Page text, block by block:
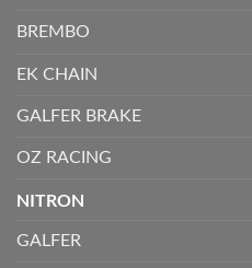
BREMBO
EK CHAIN
GALFER BRAKE
OZ RACING
NITRON
GALFER